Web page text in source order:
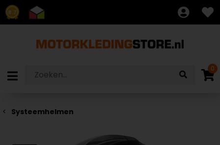
8.7
0
Systeemhelmen